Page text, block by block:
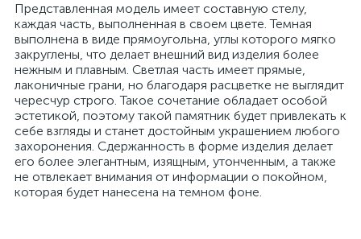
Представленная модель имеет составную стелу,
каждая часть, выполненная в своем цвете. Темная
выполнена в виде прямоугольна, углы которого мягко
закруглены, что делает внешний вид изделия более
нежным и плавным. Светлая часть имеет прямые,
лаконичные грани, но благодаря расцветке не выглядит
чересчур строго. Такое сочетание обладает особой
эстетикой, поэтому такой памятник будет привлекать к
себе взгляды и станет достойным украшением любого
захоронения. Сдержанность в форме изделия делает
его более элегантным, изящным, утонченным, а также
не отвлекает внимания от информации о покойном,
которая будет нанесена на темном фоне.